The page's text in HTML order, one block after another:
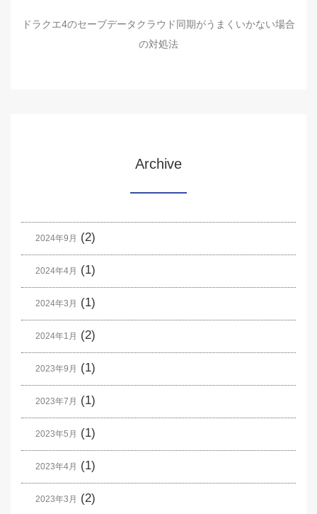
ドラクエ4のセーブデータクラウド同期がうまくいかない場合
の対処法
Archive
2024年9月 (2)
2024年4月 (1)
2024年3月 (1)
2024年1月 (2)
2023年9月 (1)
2023年7月 (1)
2023年5月 (1)
2023年4月 (1)
2023年3月 (2)